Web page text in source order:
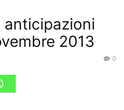
2013
0